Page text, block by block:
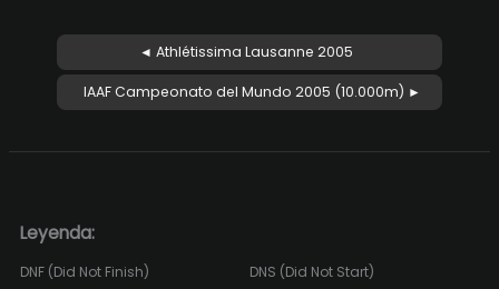
◄ Athlétissima Lausanne 2005
IAAF Campeonato del Mundo 2005 (10.000m) ►
Leyenda:
DNF (Did Not Finish)
DNS (Did Not Start)